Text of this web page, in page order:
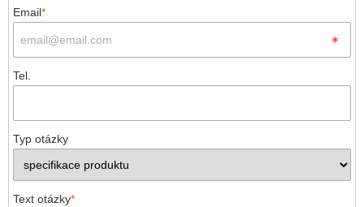
Email*
Tel.
Typ otázky
Text otázky*